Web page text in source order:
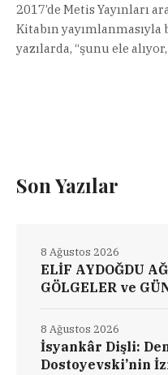
2017’de Metis Yayınları
Kitabın
yazılarda, “şunu ele
Son Yazılar
ELİF AYDOĞDU
GÖLGELER ve
8 Ağustos 2026
İsyankâr Dişli:
Dostoyevski’nin
8 Ağustos 2026